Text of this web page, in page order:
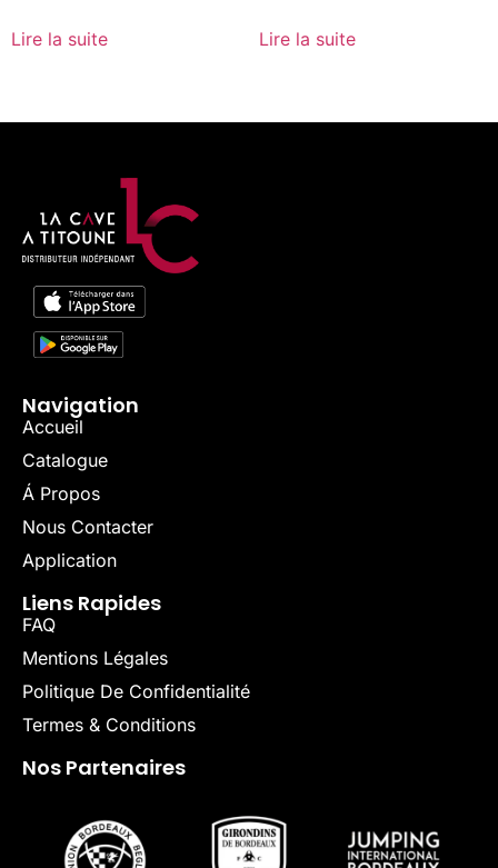
Lire la suite Lire la suite
Navigation
Accueil
Catalogue
Á Propos
Nous Contacter
Application
Liens Rapides
FAQ
Mentions Légales
Politique De Confidentialité
Termes & Conditions
Nos Partenaires